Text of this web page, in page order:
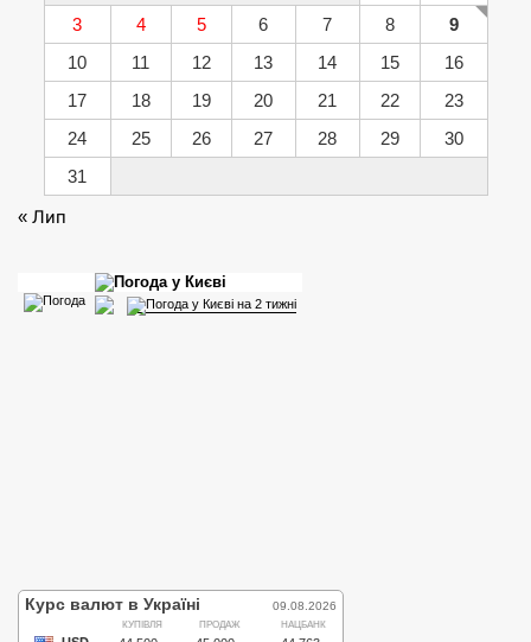
3 4 5 6 7 8
9
10
11 12 13 14 15
16
17
18 19 20 21 22
23
24
25 26 27 28 29
30
31
« Лип